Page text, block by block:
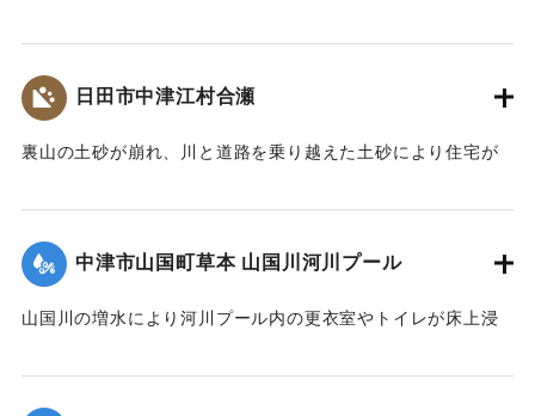
2020/7/6｜固有コード:01215069
日田市中津江村合瀬
裏山の土砂が崩れ、川と道路を乗り越えた土砂により住宅が
中津市山国町草本 山国川河川プール
山国川の増水により河川プール内の更衣室やトイレが床上浸
害が出た。